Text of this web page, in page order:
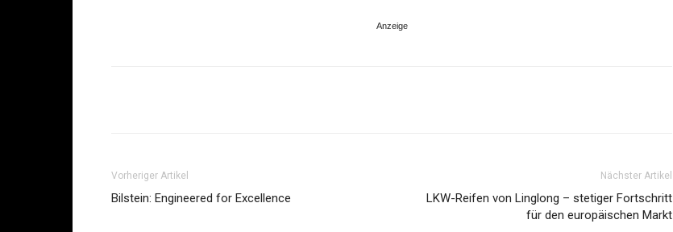
Vorheriger Artikel
Bilstein: Engineered for Excellence
Nächster Artikel
LKW-Reifen von Linglong – stetiger Fortschritt
für den europäischen Markt